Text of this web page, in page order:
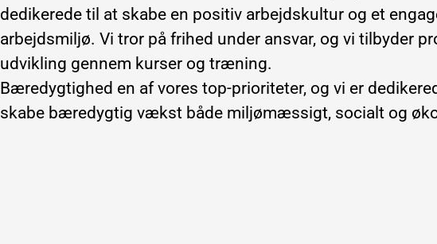
dedikerede til at skabe en positiv arbejdskultur og et
arbejdsmiljø. Vi tror på frihed under ansvar, og vi tilbyder
udvikling gennem kurser og træning.
Bæredygtighed en af vores top-prioriteter, og vi er
skabe bæredygtig vækst både miljømæssigt, socialt og